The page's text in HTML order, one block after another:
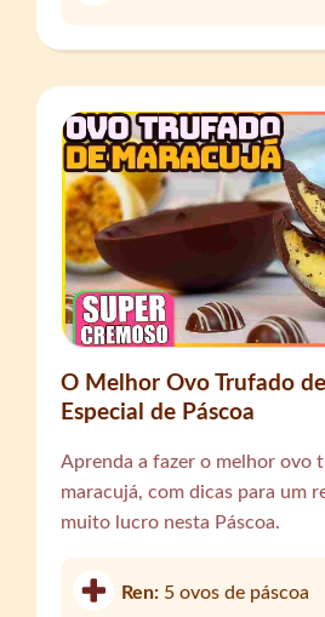
O Melhor Ovo Trufado
Especial de Páscoa
Aprenda a fazer o melhor ovo
maracujá, com dicas para um
muito lucro nesta Páscoa.
Ren: 5 ovos de páscoa